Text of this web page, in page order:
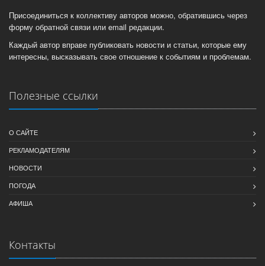
Присоединиться к коллективу авторов можно, обратившись через
форму обратной связи или email редакции.
Каждый автор вправе публиковать новости и статьи, которые ему
интересны, высказывать свое отношение к событиям и проблемам.
Полезные ссылки
О САЙТЕ
РЕКЛАМОДАТЕЛЯМ
НОВОСТИ
ПОГОДА
АФИША
Контакты